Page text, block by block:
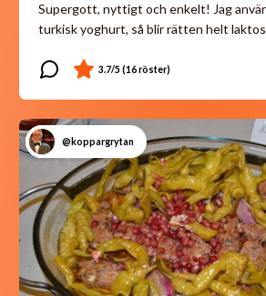
Supergott, nyttigt och enkelt! Jag
turkisk yoghurt, så blir rätten helt
@koppargrytan